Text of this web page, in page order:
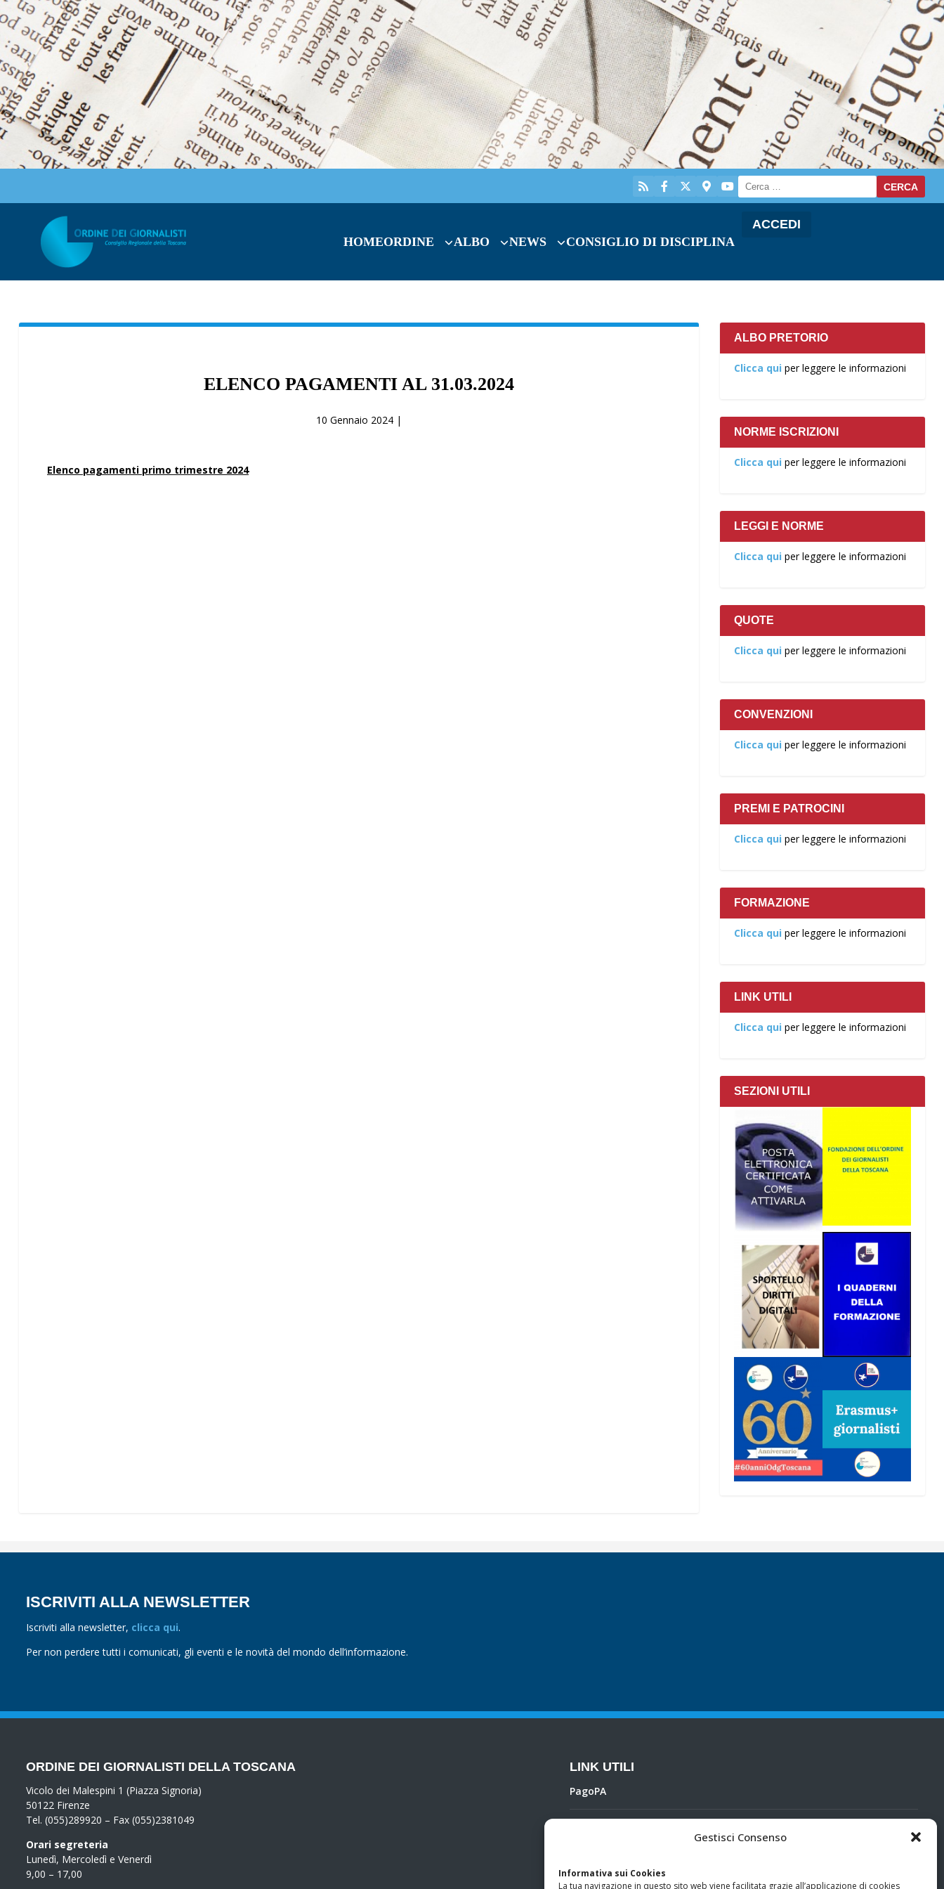
Gestisci Consenso
Informativa sui Cookies
La tua navigazione in questo sito web viene facilitata grazie all’applicazione di cookies
HOMEORDINE ALBO NEWS CONSIGLIO DI DISCIPLINA
ACCEDI
ELENCO PAGAMENTI AL 31.03.2024
10 Gennaio 2024 |
Elenco pagamenti primo trimestre 2024
ALBO PRETORIO
Clicca qui per leggere le informazioni
NORME ISCRIZIONI
Clicca qui per leggere le informazioni
LEGGI E NORME
Clicca qui per leggere le informazioni
QUOTE
Clicca qui per leggere le informazioni
CONVENZIONI
Clicca qui per leggere le informazioni
PREMI E PATROCINI
Clicca qui per leggere le informazioni
FORMAZIONE
Clicca qui per leggere le informazioni
LINK UTILI
Clicca qui per leggere le informazioni
SEZIONI UTILI
ISCRIVITI ALLA NEWSLETTER
Iscriviti alla newsletter, clicca qui.
Per non perdere tutti i comunicati, gli eventi e le novità del mondo dell’informazione.
ORDINE DEI GIORNALISTI DELLA TOSCANA
Vicolo dei Malespini 1 (Piazza Signoria)
50122 Firenze
Tel. (055)289920 – Fax (055)2381049
Orari segreteria
Lunedì, Mercoledì e Venerdì
9,00 – 17,00
LINK UTILI
PagoPA